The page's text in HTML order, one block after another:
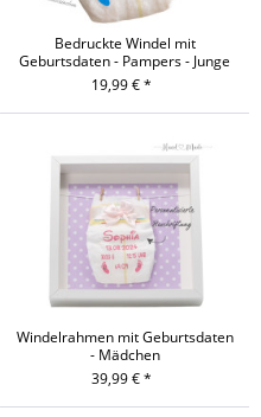
Bedruckte Windel mit
Geburtsdaten - Pampers - Junge
19,99 € *
Windelrahmen mit Geburtsdaten
- Mädchen
39,99 € *